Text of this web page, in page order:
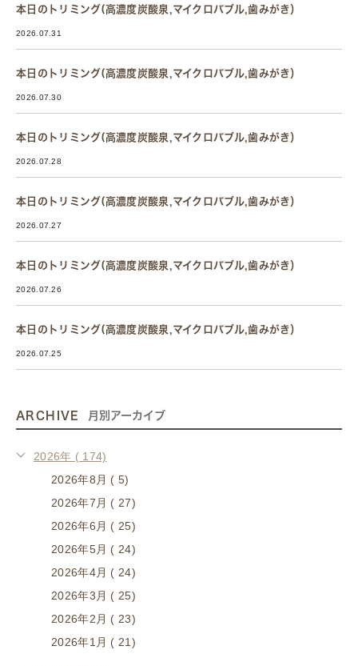
本日のトリミング(高濃度炭酸泉,マイクロバブル,歯みがき）
2026.07.31
本日のトリミング(高濃度炭酸泉,マイクロバブル,歯みがき）
2026.07.30
本日のトリミング(高濃度炭酸泉,マイクロバブル,歯みがき）
2026.07.28
本日のトリミング(高濃度炭酸泉,マイクロバブル,歯みがき）
2026.07.27
本日のトリミング(高濃度炭酸泉,マイクロバブル,歯みがき）
2026.07.26
本日のトリミング(高濃度炭酸泉,マイクロバブル,歯みがき）
2026.07.25
ARCHIVE 月別アーカイブ
2026年 ( 174)
2026年8月 ( 5)
2026年7月 ( 27)
2026年6月 ( 25)
2026年5月 ( 24)
2026年4月 ( 24)
2026年3月 ( 25)
2026年2月 ( 23)
2026年1月 ( 21)